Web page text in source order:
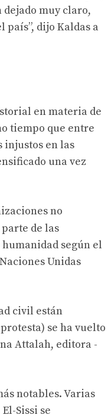
dejado muy claro,
dijo Kaldas a
en materia de
tiempo que entre
injustos en las
una vez
no
de las
según el
Unidas
civil están
se ha vuelto
Attalah, editora -
notables. Varias
Sissi se